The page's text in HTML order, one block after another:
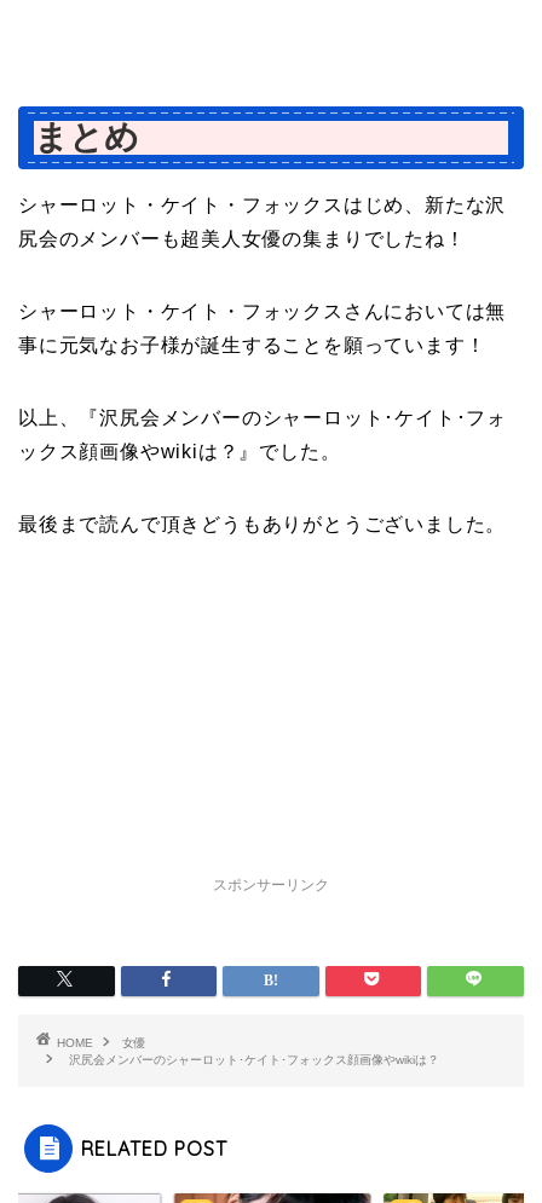
まとめ
シャーロット・ケイト・フォックスはじめ、新たな沢
尻会のメンバーも超美人女優の集まりでしたね！
シャーロット・ケイト・フォックスさんにおいては無
事に元気なお子様が誕生することを願っています！
以上、『沢尻会メンバーのシャーロット･ケイト･フォ
ックス顔画像やwikiは？』でした。
最後まで読んで頂きどうもありがとうございました。
スポンサーリンク
HOME
女優
沢尻会メンバーのシャーロット･ケイト･フォックス顔画像やwikiは？
RELATED POST